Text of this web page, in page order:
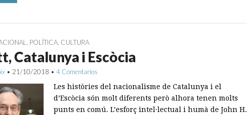
, POLÍTICA, CULTURA
Catalunya i Escòcia
• 21/10/2018 • 4 Comentarios
Les històries del nacionalisme de Catalunya i el
d’Escòcia són molt diferents però alhora tenen molts
punts en comú. L’esforç intel·lectual i humà de John H.